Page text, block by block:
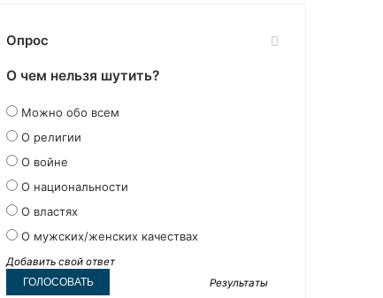
Опрос
О чем нельзя шутить?
Можно обо всем
О религии
О войне
О национальности
О властях
О мужских/женских качествах
Добавить свой ответ
Результаты